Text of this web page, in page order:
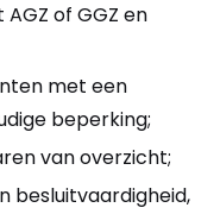
of GGZ en
met een
beperking;
van overzicht;
besluitvaardigheid,